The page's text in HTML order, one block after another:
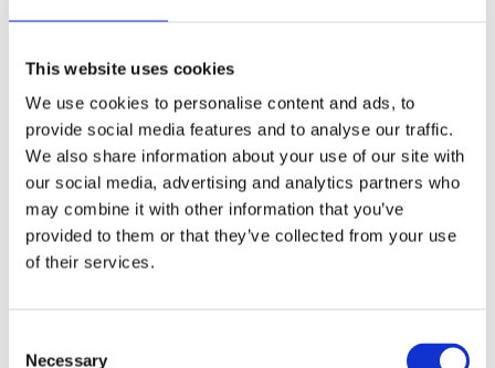
This website uses cookies
We use cookies to personalise content and ads, to
provide social media features and to analyse our traffic.
We also share information about your use of our site with
our social media, advertising and analytics partners who
may combine it with other information that you’ve
provided to them or that they’ve collected from your use
of their services.
Necessary